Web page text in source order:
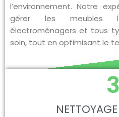
l’environnement. Notre
gérer les meubles
électroménagers et tous
soin, tout en optimisant le
3